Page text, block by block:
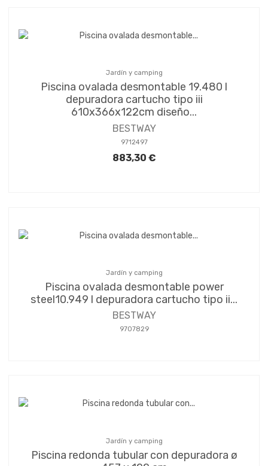
Jardín y camping
Piscina ovalada desmontable 19.480 l
depuradora cartucho tipo iii
610x366x122cm diseño...
BESTWAY
9712497
883,30 €
Jardín y camping
Piscina ovalada desmontable power
steel10.949 l depuradora cartucho tipo ii...
BESTWAY
9707829
Jardín y camping
Piscina redonda tubular con depuradora ø